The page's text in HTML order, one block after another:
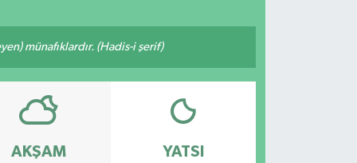
münafıklardır. (Hadis-i şerif)
AKŞAM YATSI